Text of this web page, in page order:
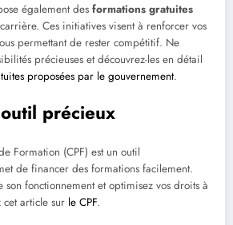
également des formations gratuites
Ces initiatives visent à renforcer vos
permettant de rester compétitif. Ne
précieuses et découvrez-les en détail
proposées par le gouvernement.
précieux
Formation (CPF) est un outil
de financer des formations facilement.
fonctionnement et optimisez vos droits à
cet article sur le CPF.